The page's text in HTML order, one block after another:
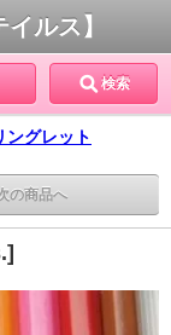
ルス】
検索
ングレット
の商品へ